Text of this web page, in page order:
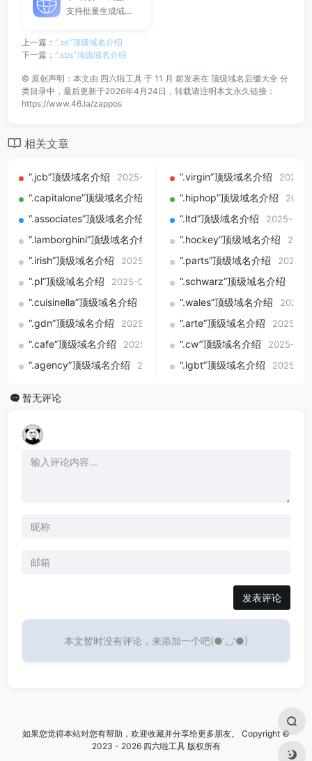
支持批量生成域名与泛解析子域名，适用于站群部署、SEO测试与开发环境使用。
上一篇： “.se”顶级域名介绍
下一篇： “.sbs”顶级域名介绍
© 原创声明：本文由 四六啦工具 于 11 月 前发表在 顶级域名后缀大全 分
类目录中，最后更新于2026年4月24日，转载请注明本文永久链接：
https://www.46.la/zappos
相关文章
“.jcb”顶级域名介绍 2025-09-01 “.virgin”顶级域名介绍 2025-
“.capitalone”顶级域名介绍 2025-09-01“.hiphop”顶级域名介绍
“.associates”顶级域名介绍 2025-09-01“.ltd”顶级域名介绍 2025-09-
“.lamborghini”顶级域名介绍 2025-09-01
“.hockey”顶级域名介绍
“.irish”顶级域名介绍 2025-09-01 “.parts”顶级域名介绍 2025-
“.pl”顶级域名介绍 2025-09-01 “.schwarz”顶级域名介绍
“.cuisinella”顶级域名介绍 2025-09-01“.wales”顶级域名介绍 2025-
“.gdn”顶级域名介绍 2025-09-01 “.arte”顶级域名介绍 2025-
“.cafe”顶级域名介绍 2025-09-01 “.cw”顶级域名介绍 2025-09-
“.agency”顶级域名介绍 2025-09-01“.lgbt”顶级域名介绍 2025-
暂无评论
发表评论
本文暂时没有评论，来添加一个吧(●'◡'●)
如果您觉得本站对您有帮助，欢迎收藏并分享给更多朋友。 Copyright ©
2023 - 2026 四六啦工具 版权所有